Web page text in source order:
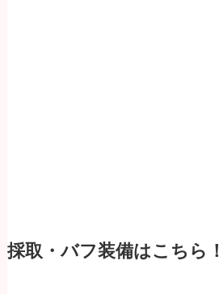
採取・バフ装備はこちら！